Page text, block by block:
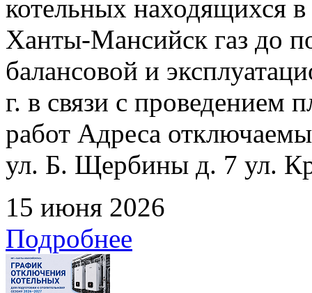
котельных находящихся
Ханты-Мансийск газ до
балансовой и
г. в связи с проведением
работ Адреса
ул. Б. Щербины д. 7 ул.
15 июня 2026
Подробнее